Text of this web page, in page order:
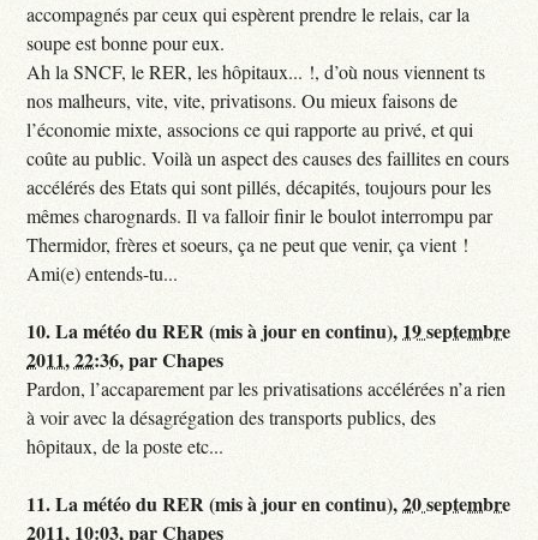
accompagnés par ceux qui espèrent prendre le relais, car la
soupe est bonne pour eux.
Ah la SNCF, le RER, les hôpitaux... !, d’où nous viennent ts
nos malheurs, vite, vite, privatisons. Ou mieux faisons de
l’économie mixte, associons ce qui rapporte au privé, et qui
coûte au public. Voilà un aspect des causes des faillites en cours
accélérés des Etats qui sont pillés, décapités, toujours pour les
mêmes charognards. Il va falloir finir le boulot interrompu par
Thermidor, frères et soeurs, ça ne peut que venir, ça vient !
Ami(e) entends-tu...
10.La météo du RER (mis à jour en continu), 19 septembre
2011, 22:36,parChapes
Pardon, l’accaparement par les privatisations accélérées n’a rien
à voir avec la désagrégation des transports publics, des
hôpitaux, de la poste etc...
11.La météo du RER (mis à jour en continu),20 septembre
2011, 10:03,parChapes